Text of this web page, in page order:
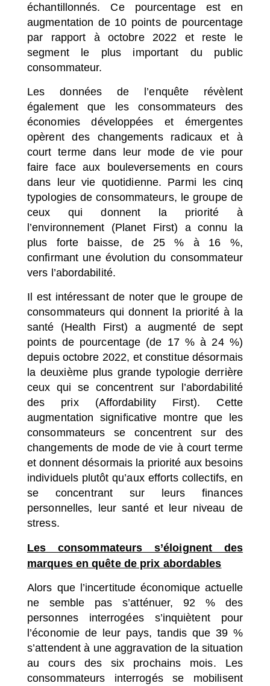
échantillonnés. Ce pourcentage est en
augmentation de 10 points de pourcentage
par rapport à octobre 2022 et reste le
segment le plus important du public
consommateur.
Les données de l’enquête révèlent
également que les consommateurs des
économies développées et émergentes
opèrent des changements radicaux et à
court terme dans leur mode de vie pour
faire face aux bouleversements en cours
dans leur vie quotidienne. Parmi les cinq
typologies de consommateurs, le groupe de
ceux qui donnent la priorité à
l’environnement (Planet First) a connu la
plus forte baisse, de 25 % à 16 %,
confirmant une évolution du consommateur
vers l’abordabilité.
Il est intéressant de noter que le groupe de
consommateurs qui donnent la priorité à la
santé (Health First) a augmenté de sept
points de pourcentage (de 17 % à 24 %)
depuis octobre 2022, et constitue désormais
la deuxième plus grande typologie derrière
ceux qui se concentrent sur l’abordabilité
des prix (Affordability First). Cette
augmentation significative montre que les
consommateurs se concentrent sur des
changements de mode de vie à court terme
et donnent désormais la priorité aux besoins
individuels plutôt qu’aux efforts collectifs, en
se concentrant sur leurs finances
personnelles, leur santé et leur niveau de
stress.
Les consommateurs s’éloignent des
marques en quête de prix abordables
Alors que l’incertitude économique actuelle
ne semble pas s’atténuer, 92 % des
personnes interrogées s’inquiètent pour
l’économie de leur pays, tandis que 39 %
s’attendent à une aggravation de la situation
au cours des six prochains mois. Les
consommateurs interrogés se mobilisent